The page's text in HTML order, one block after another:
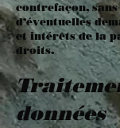
contrefaçon,
d’éventuelles
et intérêts de la
droits.
données